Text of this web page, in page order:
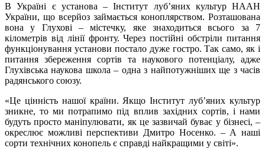
В Україні є установа – Інститут луб’яних культур НААН
України, що всерйоз займається коноплярством. Розташована
вона у Глухові – містечку, яке знаходиться всього за 7
кілометрів від лінії фронту. Через постійні обстріли питання
функціонування установи постало дуже гостро. Так само, як і
питання збереження сортів та наукового потенціалу, адже
Глухівська наукова школа – одна з найпотужніших ще з часів
радянського союзу.
«Це цінність нашої країни. Якщо Інститут луб’яних культур
зникне, то ми потрапимо під вплив західних сортів, і нами
будуть просто маніпулювати, як це зазвичай буває у бізнесі, –
окреслює можливі перспективи Дмитро Носенко. – А наші
сорти технічних конопель є справді найкращими у світі».